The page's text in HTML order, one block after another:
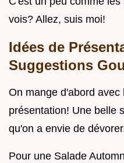
vois? Allez, suis moi!
Idées de
Suggestions
On mange d'abord
présentation! Une belle
qu'on a envie de
Pour une Salade